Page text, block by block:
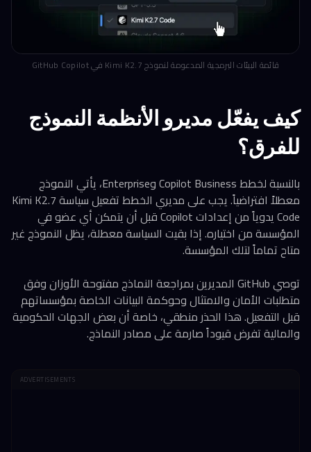
قائمة البيئات البرمجية المدعومة لنموذج Kimi K2.7 في GitHub Copilot
كيف يفعّل مديرو الأنظمة النموذج
للفرق؟
بالنسبة لخطط Copilot Business وEnterprise، يأتي النموذج
معطلاً افتراضياً. يجب على مديري الخطط تفعيل سياسة Kimi K2.7
Code يدوياً من إعدادات Copilot قبل أن يتمكن أي عضو في
المؤسسة من اختياره. إذا بقيت السياسة معطلة، يظل النموذج غير
متاح تماماً لتلك المؤسسة.
توصي GitHub المديرين بمراجعة النماذج مفتوحة الأوزان وفق
متطلبات الأمان والامتثال وحوكمة البيانات الخاصة بمؤسساتهم
قبل التفعيل. هذا الحذر منطقي، خاصة أن بعض الجهات الحكومية
والمالية تفرض قيوداً صارمة على مصادر النماذج.
ADVERTISEMENTS